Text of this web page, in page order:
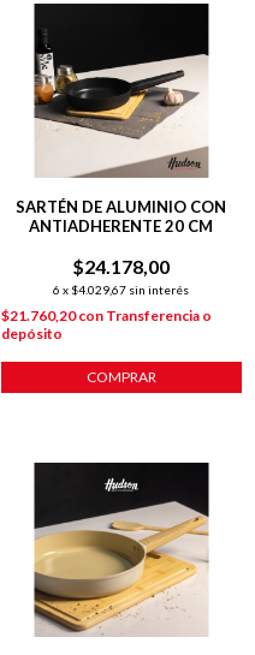
SARTÉN DE ALUMINIO CON
ANTIADHERENTE 20 CM
$24.178,00
6 x $4.029,67 sin interés
$21.760,20con Transferencia o
depósito
COMPRAR